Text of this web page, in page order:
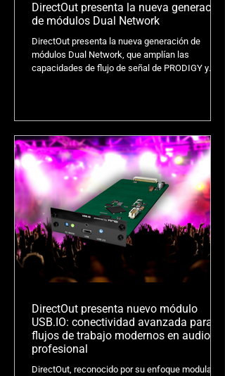
DirectOut presenta la nueva generación
de módulos Dual Network
DirectOut presenta la nueva generación de
módulos Dual Network, que amplían las
capacidades de flujo de señal de PRODIGY y
DirectOut presenta nuevo módulo
USB.IO: conectividad avanzada para
flujos de trabajo modernos en audio
profesional
DirectOut, reconocido por su enfoque modular e